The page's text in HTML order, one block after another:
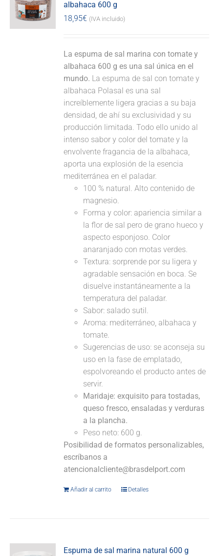
albahaca 600 g
18,95€ (IVA incluido)
La espuma de sal marina con tomate y
albahaca 600 g es una sal única en el
mundo. La espuma de sal con tomate y
albahaca Polasal es una sal
increíblemente ligera gracias a su baja
densidad, de ahí su exclusividad y su
producción limitada. Todo ello unido al
intenso sabor y color del tomate y la
envolvente fragancia de la albahaca,
aporta una explosión de la esencia
mediterránea en el paladar.
100 % natural. Alto contenido de
magnesio.
Forma y color: apariencia similar a
la flor de sal pero de grano hueco y
aspecto esponjoso. Color
anaranjado con motas verdes.
Textura: sorprende por su ligera y
agradable sensación en boca. Se
disuelve instantáneamente a la
temperatura del paladar.
Sabor: salado sutil.
Aroma: mediterráneo, albahaca y
tomate.
Sugerencias de uso: se aconseja su
uso en la fase de emplatado,
espolvoreando el producto antes de
servir.
Maridaje: exquisito para tostadas,
queso fresco, ensaladas y verduras
a la plancha.
Peso neto: 600 g.
Posibilidad de formatos personalizables,
escríbanos a
atencionalcliente@brasdelport.com
Añadir al carrito Detalles
Espuma de sal marina natural 600 g